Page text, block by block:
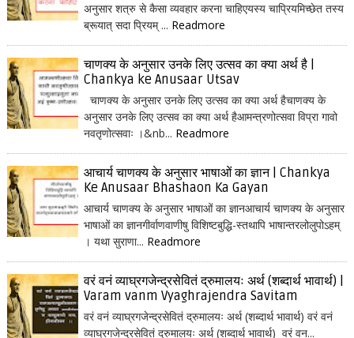
अनुसार शत्रु से कैसा व्यवहार करना चाहिएयस्य चाप्रियमिच्छेत तस्य
ब्रूयात् सदा प्रियम् ... Readmore
चाणक्य के अनुसार उनके लिए उत्सव का क्या अर्थ है |
Chankya ke Anusaar Utsav
चाणक्य के अनुसार उनके लिए उत्सव का क्या अर्थ हैचाणक्य के
अनुसार उनके लिए उत्सव का क्या अर्थ हैआमन्त्रणोत्सवा विप्रा गावो
नवतृणोत्सवाः ।&nb... Readmore
आचार्य चाणक्य के अनुसार भाषाओं का ज्ञान | Chankya
Ke Anusaar Bhashaon Ka Gayan
आचार्य चाणक्य के अनुसार भाषाओं का ज्ञानआचार्य चाणक्य के अनुसार
भाषाओं का ज्ञानगीर्वाणवाणीषु विशिष्टबुद्धि-स्तथापि भाषान्तरलोलुपोऽहम्
। यथा सुराणा... Readmore
वरं वनं व्याघ्रगजेन्द्रसेवितं द्रुमालयः अर्थ (शब्दार्थ भावार्थ) |
Varam vanm Vyaghrajendra Savitam
वरं वनं व्याघ्रगजेन्द्रसेवितं द्रुमालयः अर्थ (शब्दार्थ भावार्थ) वरं वनं
व्याघ्रगजेन्द्रसेवितं द्रुमालयः अर्थ (शब्दार्थ भावार्थ) वरं वन...